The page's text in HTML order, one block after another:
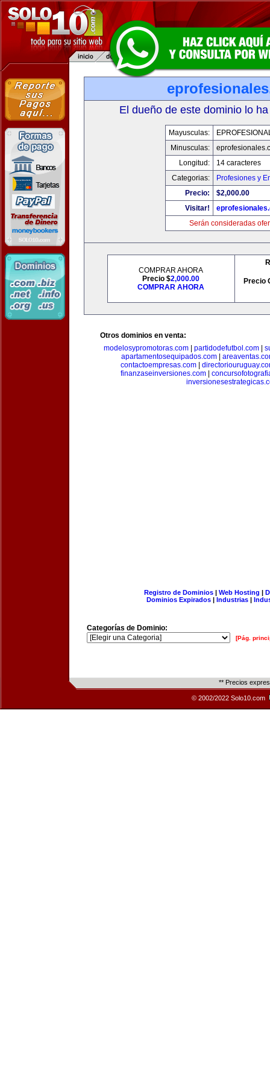
El dueño de este dominio lo
Mayusculas:
Minusculas:
Longitud:
14 caracteres
Categorias:
Profesiones y
Precio:
$2,000.00
Visitar!
Serán consideradas
COMPRAR AHORA
Precio $2,000.00
COMPRAR AHORA
Precio
Otros dominios en venta:
modelosypromotoras.com| partidodefutbol.com|
apartamentosequipados.com|
contactoempresas.com
finanzaseinversiones.com
Registro de Dominios| Web Hosting |
Dominios Expirados | Industrias |
Categorías de Dominio:
[Pág.
** Precios
© 2002/2022 Solo10.com